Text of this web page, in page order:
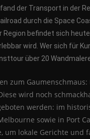
der Transport in der
durch die Space
Region befindet sich
wird. Wer sich für
über 20
zum
wird noch
werden: im
sowie in Port
um lokale Gerichte und